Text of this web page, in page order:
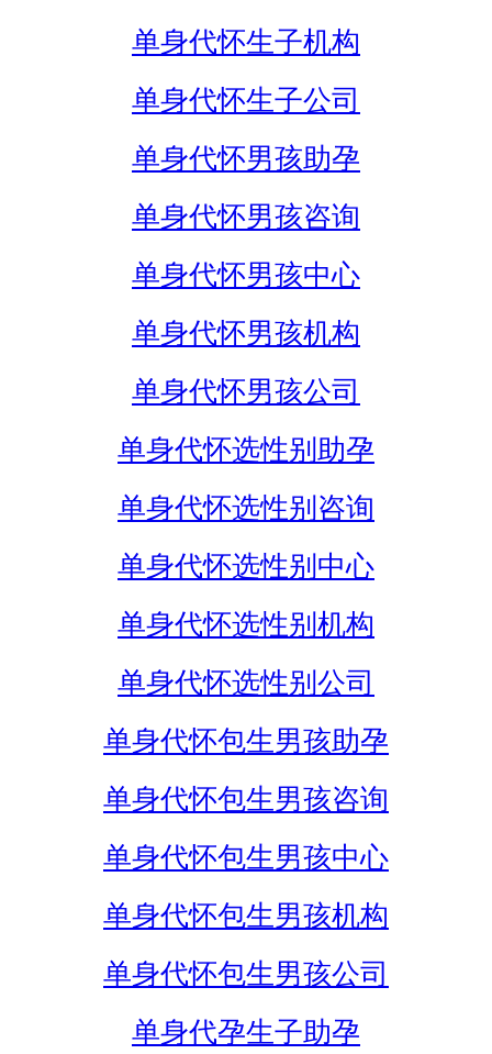
单身代怀生子机构
单身代怀生子公司
单身代怀男孩助孕
单身代怀男孩咨询
单身代怀男孩中心
单身代怀男孩机构
单身代怀男孩公司
单身代怀选性别助孕
单身代怀选性别咨询
单身代怀选性别中心
单身代怀选性别机构
单身代怀选性别公司
单身代怀包生男孩助孕
单身代怀包生男孩咨询
单身代怀包生男孩中心
单身代怀包生男孩机构
单身代怀包生男孩公司
单身代孕生子助孕